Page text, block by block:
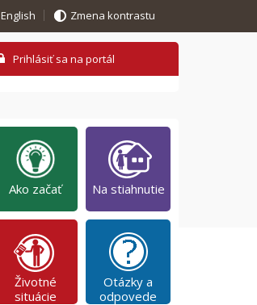
English Zmena kontrastu
Ako začať Na stiahnutie
Životné
situácie
Otázky a
odpovede